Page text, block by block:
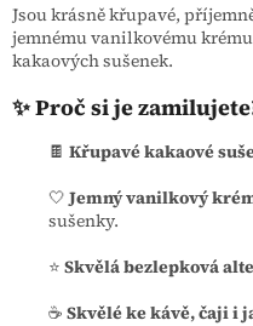
Jsou krásně křupavé,
jemnému vanilkovému
kakaových sušenek.
✨ Proč si je
🍫 Křupavé kakaové
🤍 Jemný vanilkový
sušenky.
⭐ Skvělá bezlepková
☕ Skvělé ke kávě, čaji i